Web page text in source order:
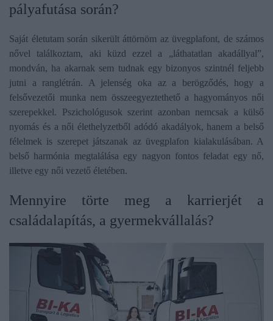
pályafutása során?
Saját életutam során sikerült áttörnöm az üvegplafont, de számos
nővel találkoztam, aki küzd ezzel a „láthatatlan akadállyal”,
mondván, ha akarnak sem tudnak egy bizonyos szintnél feljebb
jutni a ranglétrán. A jelenség oka az a berögződés, hogy a
felsővezetői munka nem összeegyeztethető a hagyományos női
szerepekkel. Pszichológusok szerint azonban nemcsak a külső
nyomás és a női élethelyzetből adódó akadályok, hanem a belső
félelmek is szerepet játszanak az üvegplafon kialakulásában. A
belső harmónia megtalálása egy nagyon fontos feladat egy nő,
illetve egy női vezető életében.
​Mennyire törte meg a karrierjét a
családalapítás, a gyermekvállalás?